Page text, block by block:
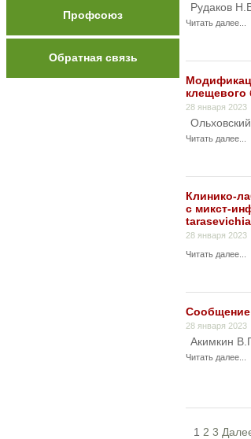
Профсоюз
Обратная связь
Рудаков
Читать далее...
клещевого
28 января 2023
Читать далее...
Клинико-
с микст-
28 января 2023
Читать далее...
Сообщение
28 января 2023
Акимкин
Читать далее...
1 2 3